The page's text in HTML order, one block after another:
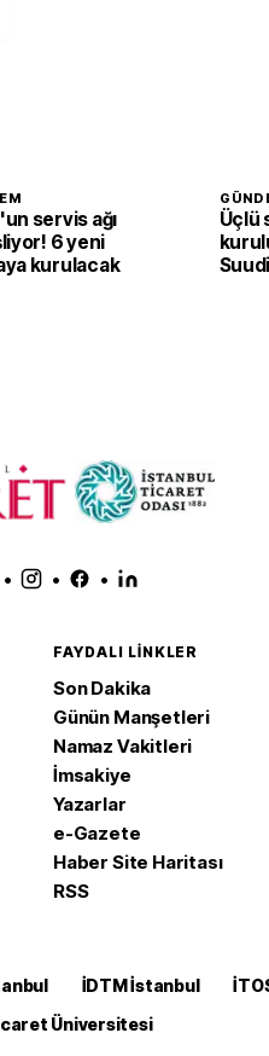
servis ağı
6 yeni
kurulacak
Üçlü
• • •
FAYDALI LINKLER
Son Dakika
Günün Manşetleri
Namaz Vakitleri
İmsakiye
Yazarlar
e-Gazete
Haber Site Haritası
RSS
İDTM İstanbul
Üniversitesi